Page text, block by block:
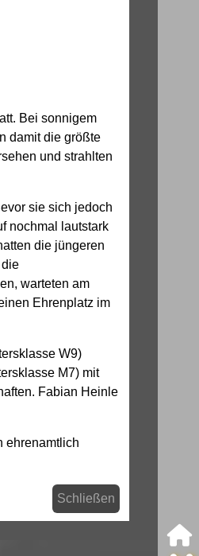
Bei sonnigem
damit die größte
und strahlten
sie sich jedoch
nochmal lautstark
die jüngeren
warteten am
Ehrenplatz im
W9)
M7) mit
Fabian Heinle
ehrenamtlich
Schließen